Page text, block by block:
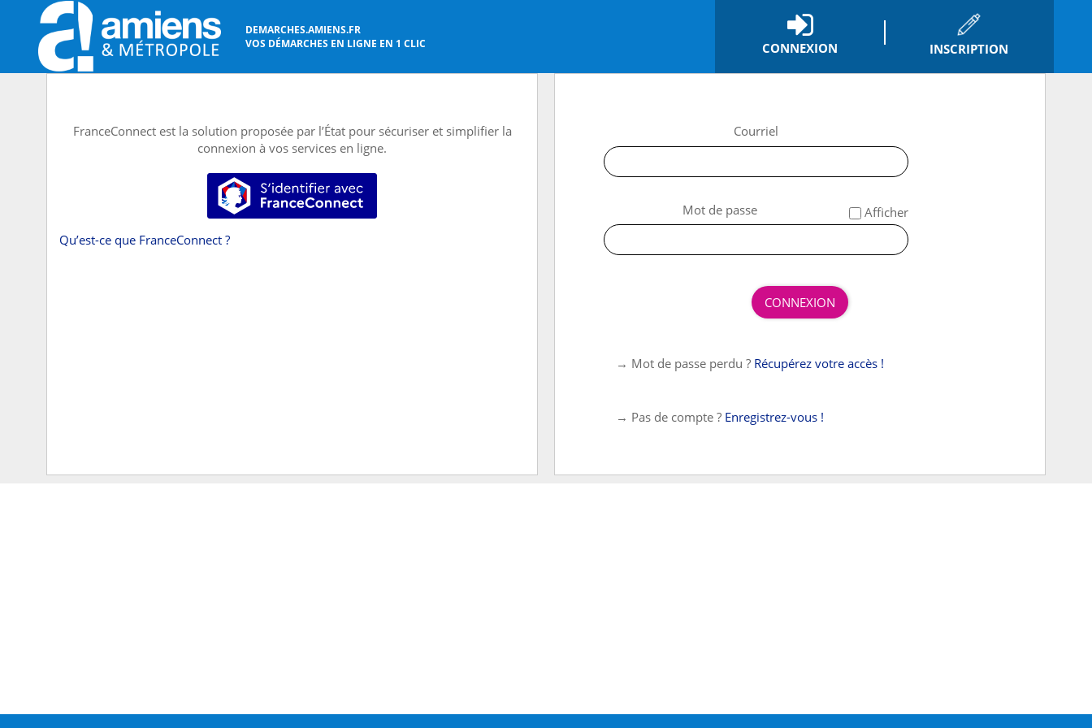
DEMARCHES.AMIENS.FR
VOS DÉMARCHES EN LIGNE EN 1 CLIC
CONNEXION INSCRIPTION
FranceConnect est la solution proposée par l’État pour sécuriser et simplifier la
connexion à vos services en ligne.
S’identifier avec FranceConnect
Qu’est-ce que FranceConnect ?
Courriel
*
Mot de passe Afficher
CONNEXION
→ Mot de passe perdu ? Récupérez votre accès !
→ Pas de compte ? Enregistrez-vous !